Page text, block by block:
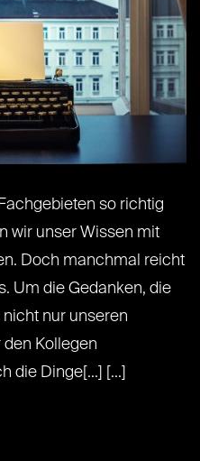
so richtig
wir unser Wissen mit
Doch manchmal reicht
Um die Gedanken, die
nur unseren
den Kollegen
die Dinge[...] [...]